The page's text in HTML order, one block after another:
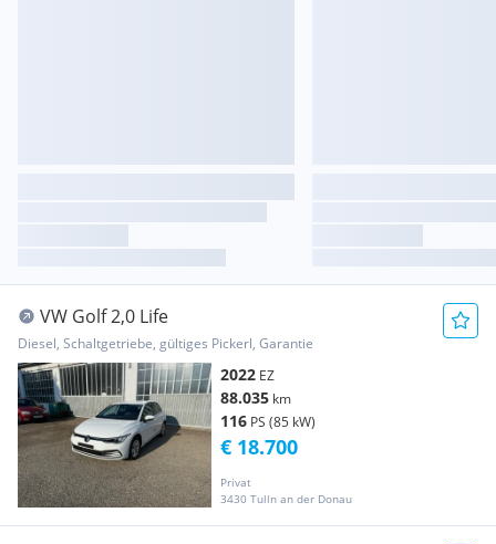
VW Golf 2,0 Life
Diesel, Schaltgetriebe, gültiges Pickerl, Garantie
2022 EZ
88.035 km
116 PS (85 kW)
Privat
3430 Tulln an der Donau
€ 18.700